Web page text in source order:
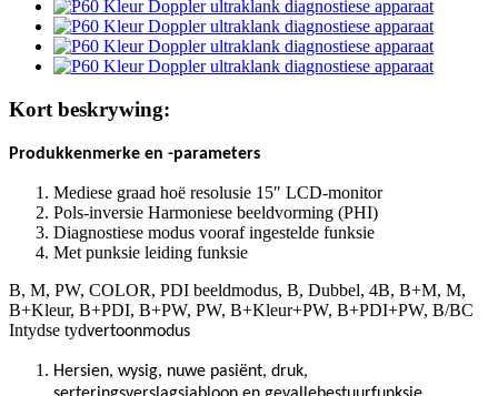
Kort beskrywing:
Produkkenmerke en -parameters
Mediese graad hoë resolusie 15″ LCD-monitor
Pols-inversie Harmoniese beeldvorming (PHI)
Diagnostiese modus vooraf ingestelde funksie
Met punksie leiding funksie
B, M, PW, COLOR, PDI beeldmodus, B, Dubbel, 4B, B+M, M,
B+Kleur, B+PDI, B+PW, PW, B+Kleur+PW, B+PDI+PW, B/BC
Intydse tydvertoonmodus
Hersien, wysig, nuwe pasiënt, druk,